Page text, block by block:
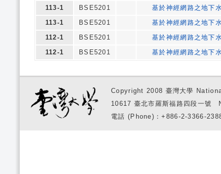
113-1
BSE5201
基於神經網路之地下
113-1
BSE5201
基於神經網路之地下
112-1
BSE5201
基於神經網路之地下
112-1
BSE5201 基於神經網路之地下
Copyright 2008 臺灣大學
10617 臺北市羅斯福路四段一
電話 (Phone)：+886-2-3366-